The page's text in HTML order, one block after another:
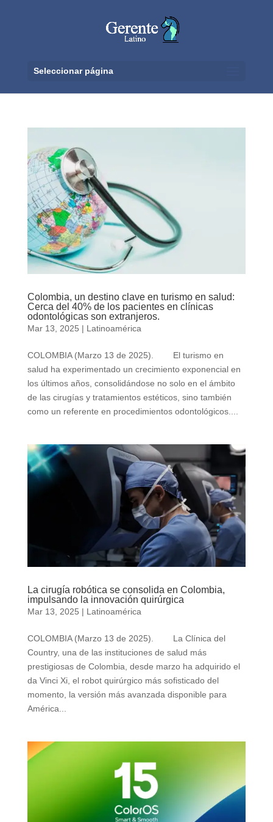
Seleccionar página
Colombia, un destino clave en turismo en salud:
Cerca del 40% de los pacientes en clínicas
odontológicas son extranjeros.
Mar 13, 2025 | Latinoamérica
COLOMBIA (Marzo 13 de 2025). El turismo en
salud ha experimentado un crecimiento exponencial en
los últimos años, consolidándose no solo en el ámbito
de las cirugías y tratamientos estéticos, sino también
como un referente en procedimientos odontológicos....
La cirugía robótica se consolida en Colombia,
impulsando la innovación quirúrgica
Mar 13, 2025 | Latinoamérica
COLOMBIA (Marzo 13 de 2025). La Clínica del
Country, una de las instituciones de salud más
prestigiosas de Colombia, desde marzo ha adquirido el
da Vinci Xi, el robot quirúrgico más sofisticado del
momento, la versión más avanzada disponible para
América...